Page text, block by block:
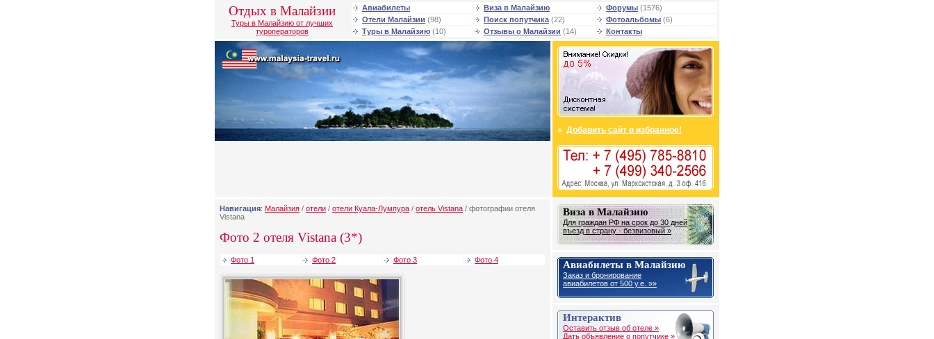
Отдых в Малайзии
Туры в Малайзию от лучших
туроператоров
Авиабилеты Виза в Малайзию Форумы (1576)
Отели Малайзии (98) Поиск попутчика (22) Фотоальбомы (6)
Туры в Малайзию (10) Отзывы о Малайзии (14) Контакты
Добавить сайт в избранное!
Навигация: Малайзия / отели / отели Куала-Лумпура / отель Vistana / фотографии отеля
Vistana
Фото 2 отеля Vistana (3*)
Фото 1 Фото 2 Фото 3 Фото 4
Виза в Малайзию
Для граждан РФ на срок до 30 дней
въезд в страну - безвизовый »
Авиабилеты в Малайзию
Заказ и бронирование
авиабилетов от 500 у.е. »»
Интерактив
Оставить отзыв об отеле »
Дать объявление о попутчике »